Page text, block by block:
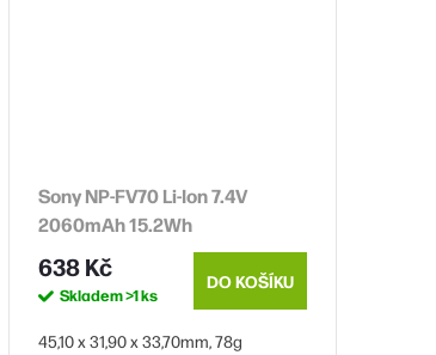
Sony NP-FV70 Li-Ion 7.4V
2060mAh 15.2Wh
638 Kč
Skladem>1 ks
DO KOŠÍKU
45,10 x 31,90 x 33,70mm, 78g